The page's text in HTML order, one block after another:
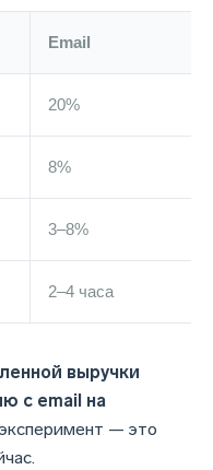
Email
20%
8%
3–8%
2–4 часа
выручки
с email на
— это